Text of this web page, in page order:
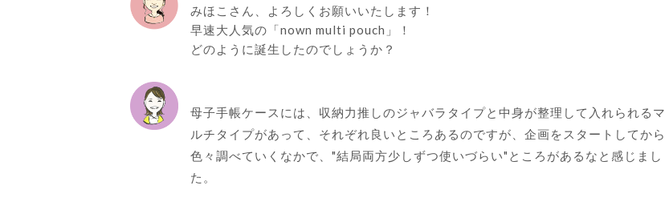
みほこさん、よろしくお願いいたします！
早速大人気の「nown multi pouch」！
どのように誕生したのでしょうか？
母子手帳ケースには、収納力推しのジャバラタイプと中身が整理して入れられるマ
ルチタイプがあって、それぞれ良いところあるのですが、企画をスタートしてから
色々調べていくなかで、"結局両方少しずつ使いづらい"ところがあるなと感じまし
た。